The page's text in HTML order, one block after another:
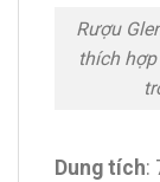
Rượu
thích
Dung tích: